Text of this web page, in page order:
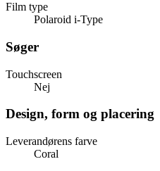
Film type
Polaroid i-Type
Søger
Touchscreen
Nej
Design, form og placering
Leverandørens farve
Coral